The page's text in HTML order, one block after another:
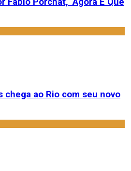
chega ao Rio com seu novo